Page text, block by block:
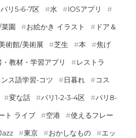
パリ5-6-7区 水
IOSアプリ
園
お絵かき イラスト
ドア＆
術館/美術展 芝生 本
焦げ
教材・学習アプリ
レストラ
ス語学習-コツ 日暮れ
コス
変な話 パリ1-2-3-4区
パリ8-
ト ライブ 空港
使えるフレー
東京 おかしなもの
エッ